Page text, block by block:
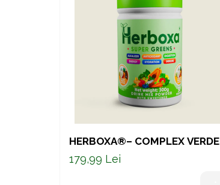
HERBOXA®– COMPLEX VERDE
PENTRU ENERGIE, DIGESTIE ȘI
IMUNITATE
179,99 Lei